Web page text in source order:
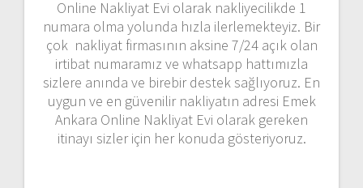
Online Nakliyat Evi olarak nakliyecilikde 1
numara olma yolunda hızla ilerlemekteyiz. Bir
çok nakliyat firmasının aksine 7/24 açık olan
irtibat numaramız ve whatsapp hattımızla
sizlere anında ve birebir destek sağlıyoruz. En
uygun ve en güvenilir nakliyatın adresi Emek
Ankara Online Nakliyat Evi olarak gereken
itinayı sizler için her konuda gösteriyoruz.